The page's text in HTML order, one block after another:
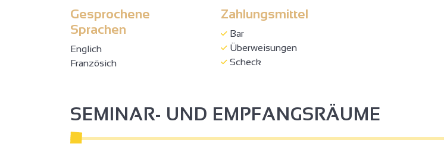
Gesprochene
Sprachen
Englich
Französich
Zahlungsmittel
Bar
Überweisungen
Scheck
SEMINAR- UND EMPFANGSRÄUME